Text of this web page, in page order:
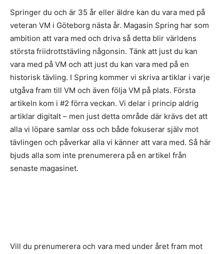
Springer du och är 35 år eller äldre kan du vara med på
veteran VM i Göteborg nästa år. Magasin Spring har som
ambition att vara med och driva så detta blir världens
största friidrottstävling någonsin. Tänk att just du kan
vara med på VM och att just du kan vara med på en
historisk tävling. I Spring kommer vi skriva artiklar i varje
utgåva fram till VM och även följa VM på plats. Första
artikeln kom i #2 förra veckan. Vi delar i princip aldrig
artiklar digitalt – men just detta område där krävs det att
alla vi löpare samlar oss och både fokuserar själv mot
tävlingen och påverkar alla vi känner att vara med. Så här
bjuds alla som inte prenumerera på en artikel från
senaste magasinet.
Vill du prenumerera och vara med under året fram mot